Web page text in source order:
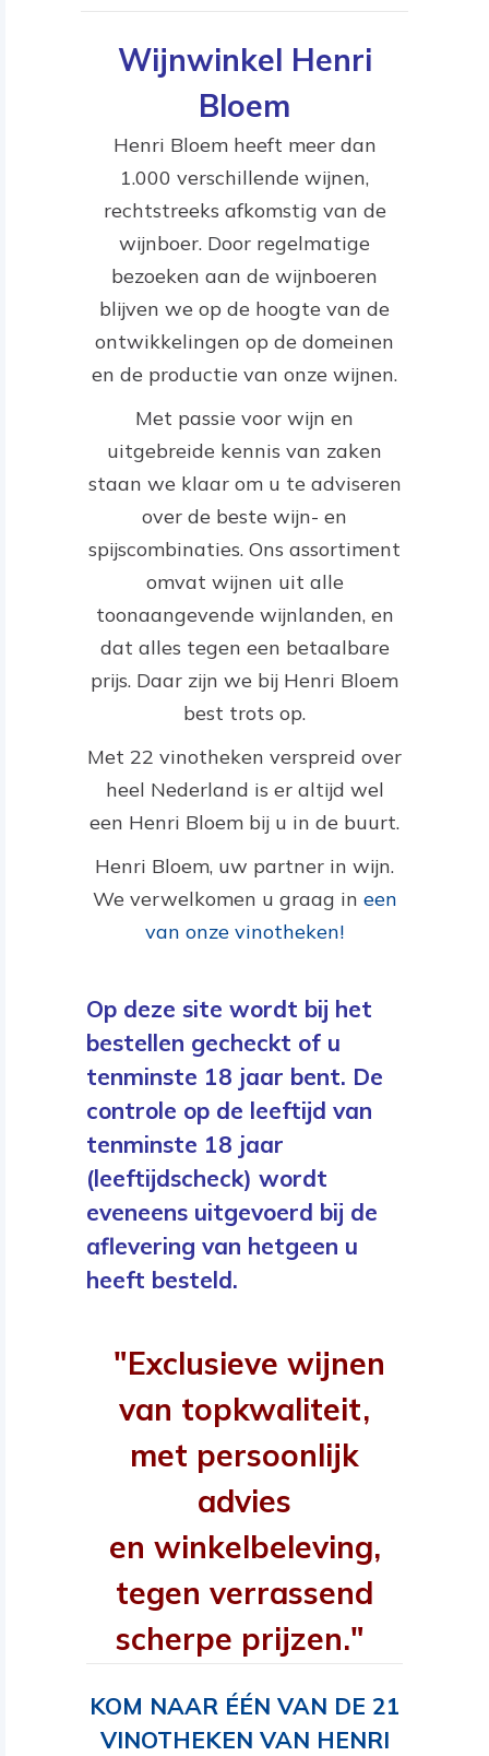
Wijnwinkel Henri
Bloem
Henri Bloem heeft meer dan
1.000 verschillende wijnen,
rechtstreeks afkomstig van de
wijnboer. Door regelmatige
bezoeken aan de wijnboeren
blijven we op de hoogte van de
ontwikkelingen op de domeinen
en de productie van onze wijnen.
Met passie voor wijn en
uitgebreide kennis van zaken
staan we klaar om u te adviseren
over de beste wijn- en
spijscombinaties. Ons assortiment
omvat wijnen uit alle
toonaangevende wijnlanden, en
dat alles tegen een betaalbare
prijs. Daar zijn we bij Henri Bloem
best trots op.
Met 22 vinotheken verspreid over
heel Nederland is er altijd wel
een Henri Bloem bij u in de buurt.
Henri Bloem, uw partner in wijn.
We verwelkomen u graag in een
van onze vinotheken!
Op deze site wordt bij het
bestellen gecheckt of u
tenminste 18 jaar bent. De
controle op de leeftijd van
tenminste 18 jaar
(leeftijdscheck) wordt
eveneens uitgevoerd bij de
aflevering van hetgeen u
heeft besteld.
"Exclusieve wijnen
van topkwaliteit,
met persoonlijk
advies
en winkelbeleving,
tegen verrassend
scherpe prijzen."
KOM NAAR ÉÉN VAN DE 21
VINOTHEKEN VAN HENRI